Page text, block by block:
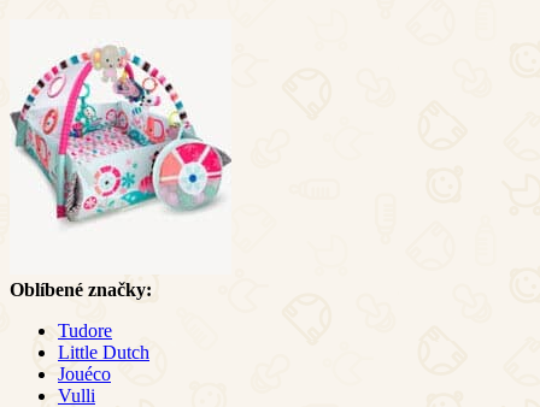
Oblíbené značky:
Tudore
Little Dutch
Jouéco
Vulli